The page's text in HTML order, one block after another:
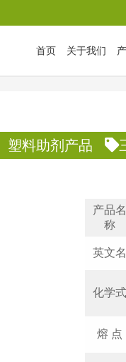
首页 关于我们
塑料助剂产品
产品名
称
英文名
化学式
熔 点